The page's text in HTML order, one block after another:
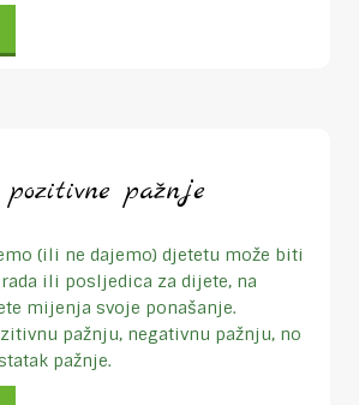
pozitivne pažnje
(ili ne dajemo) djetetu može biti
ili posljedica za dijete, na
mijenja svoje ponašanje.
pažnju, negativnu pažnju, no
pažnje.